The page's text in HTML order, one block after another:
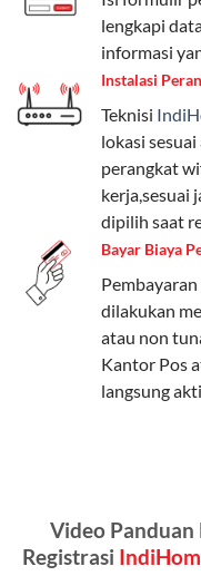
Pengguna bisa
internet,
Paket Easy cocok
Complete untuk
dan Paket
memprioritaskan
Paket Telkomsel
Salah satu fitur
Kuota Keluarga.
bisa membagikan
atau teman tanpa
Berikut adalah
Bisa Dibagi Hingga
lengkapi
informasi
Instalasi
Teknisi
lokasi
perangkat
kerja,sesuai
dipilih saat
Bayar Biaya
dilakukan
atau non
Kantor Pos
langsung
Video
Registrasi